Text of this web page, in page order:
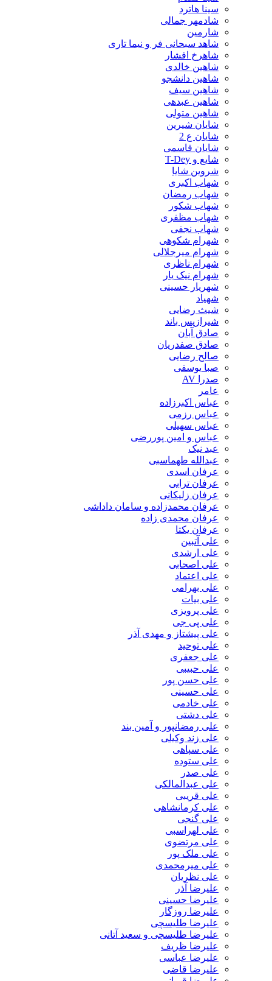
سینا هاترد
شادمهر جمالی
شارمین
شاهد سبحانی فر و نیما تاری
شاهرخ افشار
شاهین خالدی
شاهین دانشجو
شاهین سیف
شاهین عبدهی
شاهین متولی
شایان شیرین
شایان ع 2
شایان قاسمی
شایع و T-Dey
شروین شایا
شهاب اکبری
شهاب رمضان
شهاب شکور
شهاب مظفری
شهاب نجفی
شهرام شکوهی
شهرام میرجلالی
شهرام ناظری
شهرام نیک یار
شهریار حسینی
شهیاد
شیث رضایی
شیرازیس باند
صادق آبان
صادق صفدریان
صالح رضایی
صبا یوسفی
صدرا AV
عامر
عباس اکبرزاده
عباس رزمی
عباس سهیلی
عباس و امین پوررضی
عبد نیک
عبدالله طهماسبی‎
عرفان اسدی
عرفان ترابی
عرفان زلیکانی
عرفان محمدزاده و سامان داداشی
عرفان محمدی زاده
عرفان یکتا
علی آتبین
علی ارشدی
علی اصحابی
علی اعتماد
علی بهرامی
علی بیات
علی پرویزی
علی پی جی
علی پیشتاز و مهدی آذر
علی توحید
علی جعفری
علی حبیبی
علی حسن پور
علی حسینی
علی خادمی
علی دشتی
علی رمضانپور و آمین بند
علی زند وکیلی
علی سپاهی
علی ستوده
علی صدر
علی عبدالمالکی
علی قریبی
علی کرمانشاهی
علی گنجی
علی لهراسبی
علی مرتضوی
علی ملک پور
علی میرمحمدی
علی نظریان
علیرضا آذر
علیرضا حسینی
علیرضا روزگار
علیرضا طلیسچی
علیرضا طلیسچی و سعید آتانی
علیرضا ظریف
علیرضا عباسی
علیرضا قاضی